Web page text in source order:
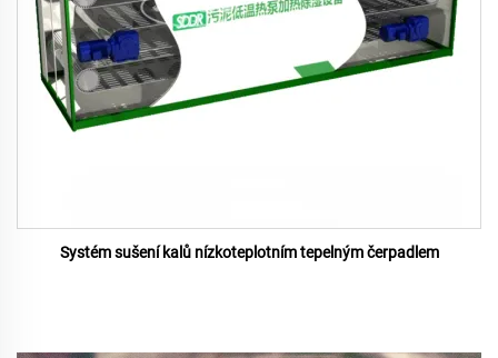
Systém sušení kalů nízkoteplotním tepelným čerpadlem